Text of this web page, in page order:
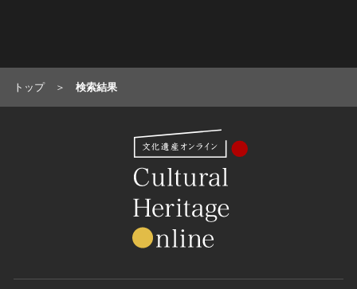
地質鉱物
天然保護区域
トップ 検索結果